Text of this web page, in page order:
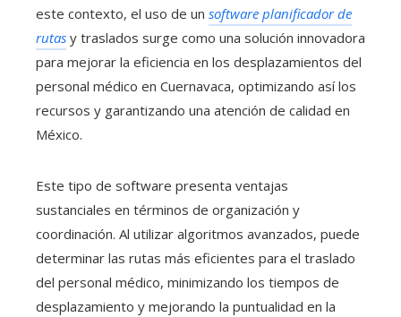
este contexto, el uso de un software planificador de
rutas y traslados surge como una solución innovadora
para mejorar la eficiencia en los desplazamientos del
personal médico en Cuernavaca, optimizando así los
recursos y garantizando una atención de calidad en
México.
Este tipo de software presenta ventajas
sustanciales en términos de organización y
coordinación. Al utilizar algoritmos avanzados, puede
determinar las rutas más eficientes para el traslado
del personal médico, minimizando los tiempos de
desplazamiento y mejorando la puntualidad en la